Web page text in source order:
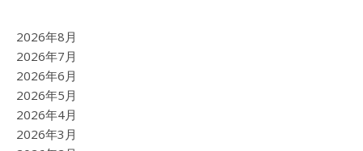
2026年8月
2026年7月
2026年6月
2026年5月
2026年4月
2026年3月